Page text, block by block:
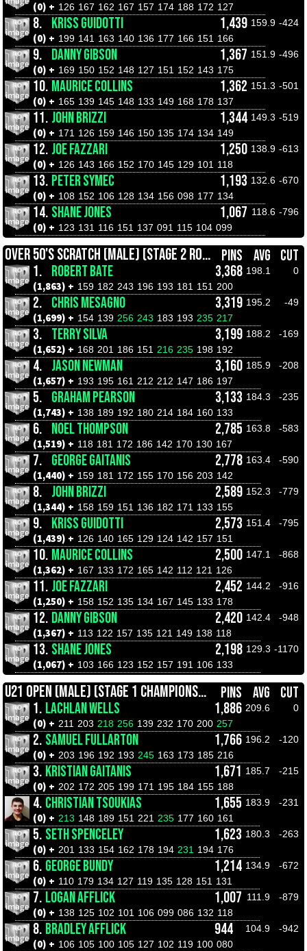
(0) + 126 167 162 167 157 174 188 172 127
8. KRISS GUIDOTTI 1,439 159.9 -424
(0) + 199 141 163 140 136 177 166 151 166
9. DANNY GIBSON 1,367 151.9 -496
(0) + 169 150 152 148 127 151 152 143 175
10. MAURICE COLLINS 1,362 151.3 -501
(0) + 165 139 145 148 133 149 168 178 137
11. JOHN BRIZZI 1,344 149.3 -519
(0) + 171 126 159 146 150 135 174 134 149
12. JOE FAZZARI 1,250 138.9 -613
(0) + 126 143 166 152 170 145 129 101 118
13. PETER SYMEC 1,193 132.6 -670
(0) + 108 152 106 128 134 156 098 177 134
14. SHANE JONES 1,067 118.6 -796
(0) + 123 131 116 151 137 091 115 104 099
OVER 50'S SCRATCH (MALE) (STAGE 2 ROLL OFFS) PINS AVG CUT
1. ROBERT BATE 3,368 198.1 0
(1,863) + 159 182 243 196 193 181 151 200
2. CHRIS MESAGNO 3,319 195.2 -49
(1,699) + 154 139 256 243 183 193 235 217
3. TERRY SILVA 3,199 188.2 -169
(1,652) + 168 201 186 151 216 235 198 192
4. JASON NEWMAN 3,160 185.9 -208
(1,657) + 193 195 161 212 212 147 186 197
5. GRAHAM PEARSON 3,133 184.3 -235
(1,743) + 138 189 192 180 214 184 160 133
6. NOEL THOMPSON 2,785 163.8 -583
(1,519) + 118 181 172 186 142 170 130 167
7. GEORGE GAITANIS 2,778 163.4 -590
(1,440) + 159 181 172 155 170 156 203 142
8. JOHN BRIZZI 2,589 152.3 -779
(1,344) + 158 159 151 136 182 171 133 155
9. KRISS GUIDOTTI 2,573 151.4 -795
(1,439) + 126 140 165 129 124 142 157 151
10. MAURICE COLLINS 2,500 147.1 -868
(1,362) + 167 133 172 165 142 112 121 126
11. JOE FAZZARI 2,452 144.2 -916
(1,250) + 158 152 135 134 167 145 133 178
12. DANNY GIBSON 2,420 142.4 -948
(1,367) + 113 122 157 135 121 149 138 118
13. SHANE JONES 2,198 129.3 -1170
(1,067) + 103 166 123 152 157 191 106 133
U21 OPEN (MALE) (STAGE 1 CHAMPIONSHIPS) PINS AVG
CUT
1. LACHLAN WELLS 1,886 209.6 0
(0) + 211 203 218 256 139 232 170 200 257
2. SAMUEL FULLARTON 1,766 196.2 -120
(0) + 203 196 192 193 245 163 173 185 216
3. KRISTIAN GAITANIS 1,671 185.7 -215
(0) + 202 172 205 199 171 195 184 155 188
4. CHRISTIAN TSOUKIAS 1,655 183.9 -231
(0) + 213 148 189 151 221 235 177 160 161
5. SETH SPENCELEY 1,623 180.3 -263
(0) + 201 133 154 162 178 194 231 194 176
6. GEORGE BUNDY 1,214 134.9 -672
(0) + 110 179 134 127 119 135 128 151 131
7. LOGAN AFFLICK 1,007 111.9 -879
(0) + 138 125 102 101 106 099 086 132 118
8. BRADLEY AFFLICK 944 104.9 -942
(0) + 106 105 100 105 127 102 119 100 080